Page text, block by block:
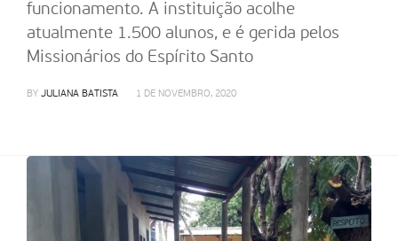
funcionamento. A instituição acolhe
atualmente 1.500 alunos, e é gerida pelos
Missionários do Espírito Santo
BY JULIANA BATISTA 1 DE NOVEMBRO, 2020